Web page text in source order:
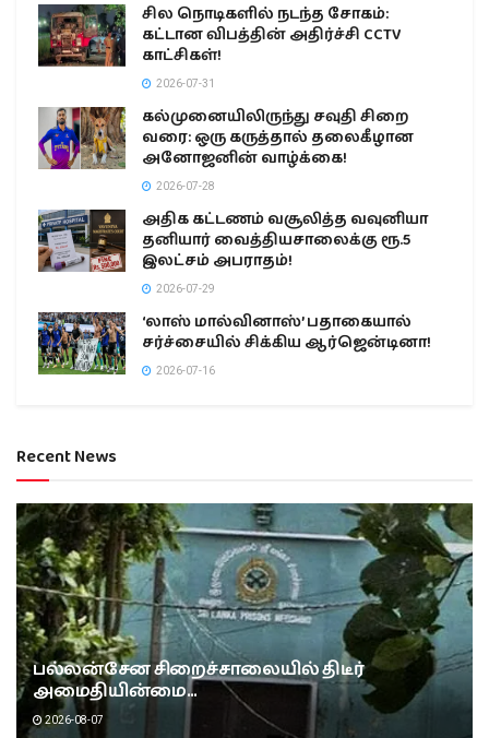
சில நொடிகளில் நடந்த சோகம்:
கட்டான விபத்தின் அதிர்ச்சி CCTV
காட்சிகள்!
2026-07-31
கல்முனையிலிருந்து சவுதி சிறை
வரை: ஒரு கருத்தால் தலைகீழான
அனோஜனின் வாழ்க்கை!
2026-07-28
அதிக கட்டணம் வசூலித்த வவுனியா
தனியார் வைத்தியசாலைக்கு ரூ.5
இலட்சம் அபராதம்!
2026-07-29
‘லாஸ் மால்வினாஸ்’ பதாகையால்
சர்ச்சையில் சிக்கிய ஆர்ஜென்டினா!
2026-07-16
Recent News
பல்லன்சேன சிறைச்சாலையில் திடீர்
அமைதியின்மை…
2026-08-07